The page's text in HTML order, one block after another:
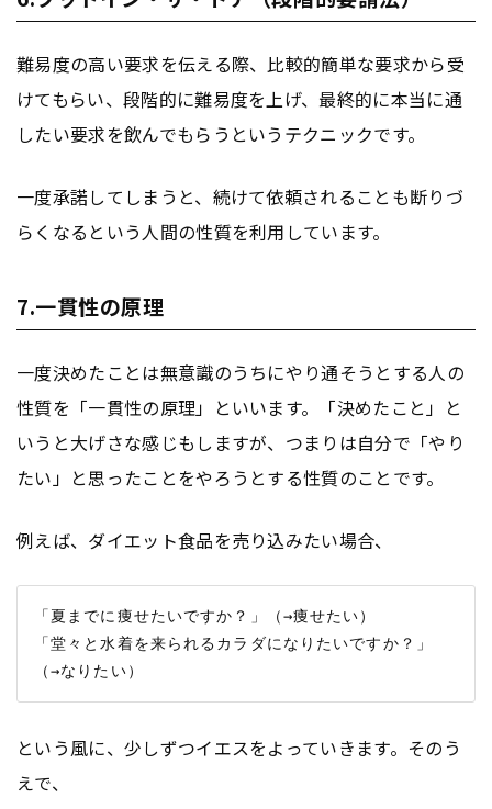
難易度の高い要求を伝える際、比較的簡単な要求から受
けてもらい、段階的に難易度を上げ、最終的に本当に通
したい要求を飲んでもらうというテクニックです。
一度承諾してしまうと、続けて依頼されることも断りづ
らくなるという人間の性質を利用しています。
7.一貫性の原理
一度決めたことは無意識のうちにやり通そうとする人の
性質を「一貫性の原理」といいます。「決めたこと」と
いうと大げさな感じもしますが、つまりは自分で「やり
たい」と思ったことをやろうとする性質のことです。
例えば、ダイエット食品を売り込みたい場合、
「夏までに痩せたいですか？」（→痩せたい）
「堂々と水着を来られるカラダになりたいですか？」
という風に、少しずつイエスをよっていきます。そのう
えで、